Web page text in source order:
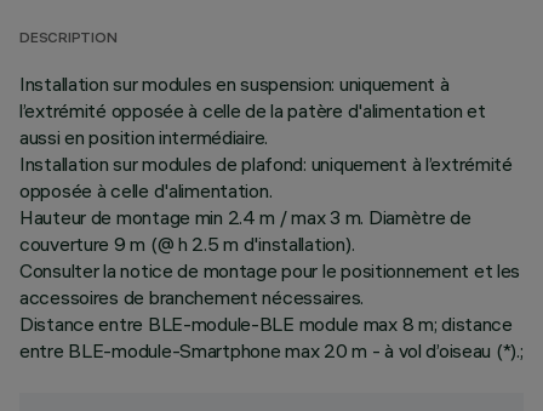
DESCRIPTION
Installation sur modules en suspension: uniquement à
l’extrémité opposée à celle de la patère d'alimentation et
aussi en position intermédiaire.
Installation sur modules de plafond: uniquement à l’extrémité
opposée à celle d'alimentation.
Hauteur de montage min 2.4 m / max 3 m. Diamètre de
couverture 9 m (@ h 2.5 m d'installation).
Consulter la notice de montage pour le positionnement et les
accessoires de branchement nécessaires.
Distance entre BLE-module-BLE module max 8 m; distance
entre BLE-module-Smartphone max 20 m - à vol d’oiseau (*).;